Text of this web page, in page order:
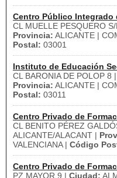
Centro Público Integrado
CL MUELLE PESQUERO
Provincia: ALICANTE |
Postal: 03001
Instituto de Educación
CL BARONIA DE POLOP 8 |
Provincia: ALICANTE |
Postal: 03011
Centro Privado de
CL BENITO PÉREZ
ALICANTE/ALACANT |
VALENCIANA | Código
Centro Privado de
PZ MAYOR 9 | Ciudad: